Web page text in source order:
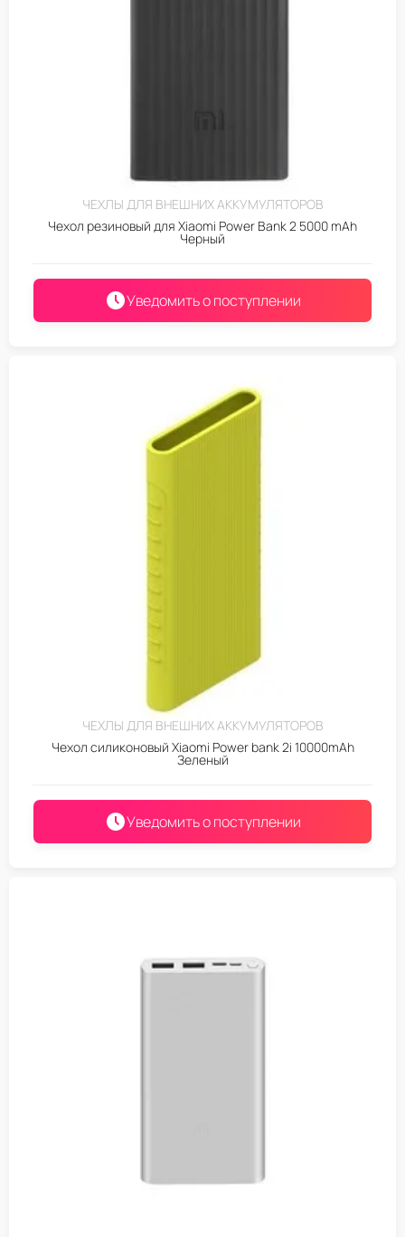
ЧЕХЛЫ ДЛЯ ВНЕШНИХ АККУМУЛЯТОРОВ
Чехол резиновый для Xiaomi Power Bank 2 5000 mAh
Черный
Уведомить о поступлении
ЧЕХЛЫ ДЛЯ ВНЕШНИХ АККУМУЛЯТОРОВ
Чехол силиконовый Xiaomi Power bank 2i 10000mAh
Зеленый
Уведомить о поступлении